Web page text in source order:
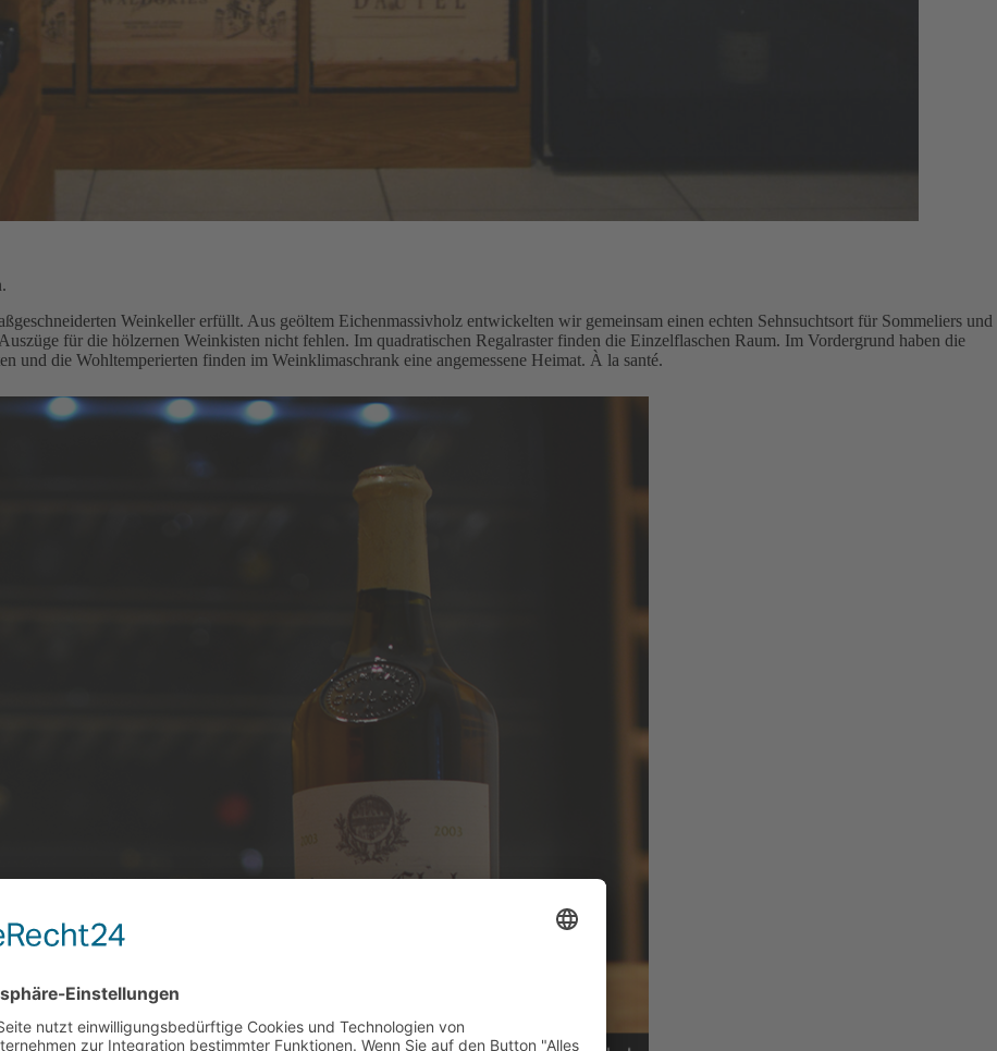
Weinkeller erfüllt. Aus geöltem Eichenmassivholz entwickelten wir gemeinsam einen echten Sehnsuchtsort für Sommeliers und
für die hölzernen Weinkisten nicht fehlen. Im quadratischen Regalraster finden die Einzelflaschen Raum. Im Vordergrund haben die
und die Wohltemperierten finden im Weinklimaschrank eine angemessene Heimat. À la santé.